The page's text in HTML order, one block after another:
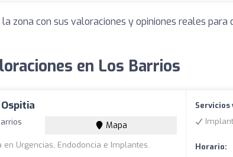
zona con sus valoraciones y opiniones reales para
en Los Barrios
Mapa
en Urgencias, Endodoncia e Implantes.
Horario: